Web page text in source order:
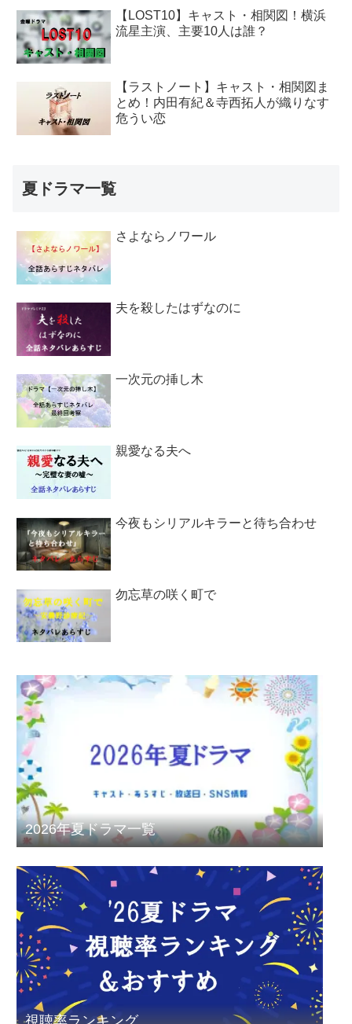
【LOST10】キャスト・相関図！横浜
流星主演、主要10人は誰？
【ラストノート】キャスト・相関図ま
とめ！内田有紀＆寺西拓人が織りなす
危うい恋
夏ドラマ一覧
さよならノワール
夫を殺したはずなのに
一次元の挿し木
親愛なる夫へ
今夜もシリアルキラーと待ち合わせ
勿忘草の咲く町で
2026年夏ドラマ一覧
視聴率ランキング